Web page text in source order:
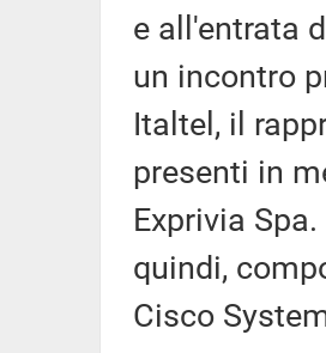
e all'entrata
un incontro
Italtel, il
presenti in
Exprivia
quindi,
Cisco